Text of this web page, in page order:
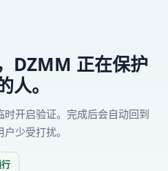
DZMM 正在保护
。
开启验证。完成后会自动回到
少受打扰。